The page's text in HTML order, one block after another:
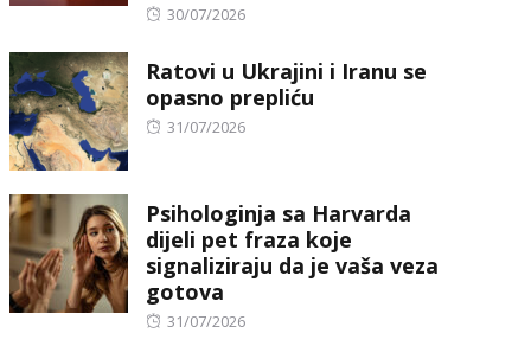
Posted
30/07/2026
Ratovi u Ukrajini i Iranu se
opasno prepliću
Posted
31/07/2026
Psihologinja sa Harvarda
dijeli pet fraza koje
signaliziraju da je vaša veza
gotova
Posted
31/07/2026